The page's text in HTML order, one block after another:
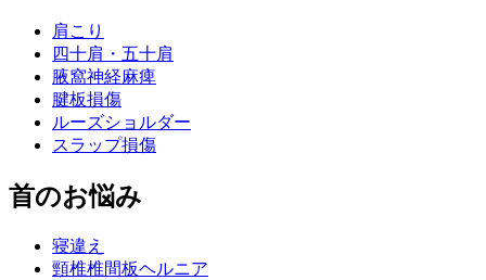
肩こり
四十肩・五十肩
腋窩神経麻痺
腱板損傷
ルーズショルダー
スラップ損傷
首のお悩み
寝違え
頸椎椎間板ヘルニア